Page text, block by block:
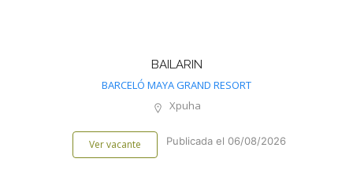
BAILARIN
BARCELÓ MAYA GRAND RESORT
Xpuha
Ver vacante Publicada el 06/08/2026